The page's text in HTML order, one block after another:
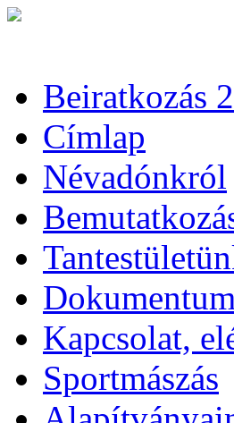
Beiratkozás
Címlap
Névadónkról
Kapcsolat,
Sportmászás